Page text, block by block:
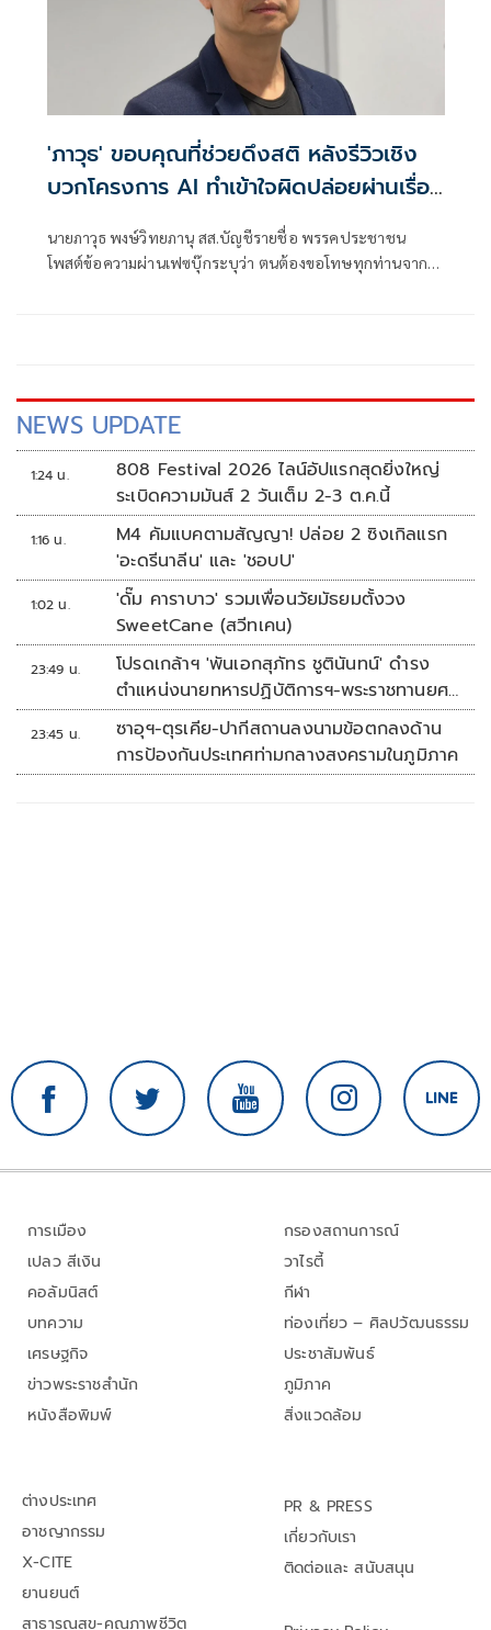
'ภาวุธ' ขอบคุณที่ช่วยดึงสติ หลังรีวิวเชิง
บวกโครงการ AI ทำเข้าใจผิดปล่อยผ่านเรื่อง
นายภาวุธ พงษ์วิทยภานุ สส.บัญชีรายชื่อ พรรคประชาชน
โพสต์ข้อความผ่านเฟซบุ๊กระบุว่า ตนต้องขอโทษทุกท่านจากใจ
NEWS UPDATE
1:24 น.
808 Festival 2026 ไลน์อัปแรกสุดยิ่งใหญ่
ระเบิดความมันส์ 2 วันเต็ม 2-3 ต.ค.นี้
1:16 น.
M4 คัมแบคตามสัญญา! ปล่อย 2 ซิงเกิลแรก
'อะดรีนาลีน' และ 'ชอบU'
1:02 น.
'ดั๊ม คาราบาว' รวมเพื่อนวัยมัธยมตั้งวง
SweetCane (สวีทเคน)
23:49 น.
โปรดเกล้าฯ 'พันเอกสุภัทร ชูตินันทน์' ดำรง
ตำแหน่งนายทหารปฏิบัติการฯ-พระราชทานยศ
'พลตรี'
23:45 น.
ซาอุฯ-ตุรเคีย-ปากีสถานลงนามข้อตกลงด้าน
การป้องกันประเทศท่ามกลางสงครามในภูมิภาค
การเมือง
เปลว สีเงิน
คอลัมนิสต์
บทความ
เศรษฐกิจ
ข่าวพระราชสำนัก
หนังสือพิมพ์
กรองสถานการณ์
วาไรตี้
กีฬา
ท่องเที่ยว – ศิลปวัฒนธรรม
ประชาสัมพันธ์
ภูมิภาค
สิ่งแวดล้อม
ต่างประเทศ
อาชญากรรม
X-CITE
ยานยนต์
สาธารณสุข-คุณภาพชีวิต
PR & PRESS
เกี่ยวกับเรา
ติดต่อและ สนับสนุน